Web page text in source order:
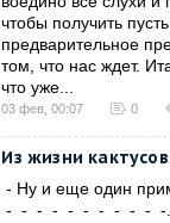
чтобы получить
предварительное
том, что нас ждет.
что уже...
03 фев, 00:07 0
Из жизни кактусов
- Ну и еще один
- - - - - - - - - - -